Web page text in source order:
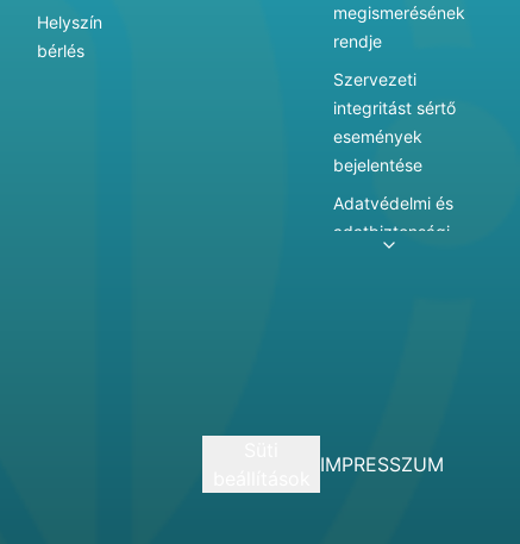
Helyszín
bérlés
megismerésének
rendje
Szervezeti
integritást sértő
események
bejelentése
Adatvédelmi és
adatbiztonsági
szolgáltatásai
IMPRESSZUM